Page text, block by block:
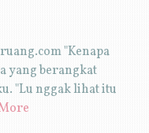
"Kenapa
yang berangkat
"Lu nggak lihat itu